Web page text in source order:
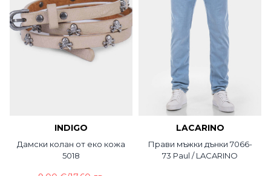
INDIGO
Дамски колан от еко кожа
5018
LACARINO
Прави мъжки дънки 7066-
73 Paul / LACARINO